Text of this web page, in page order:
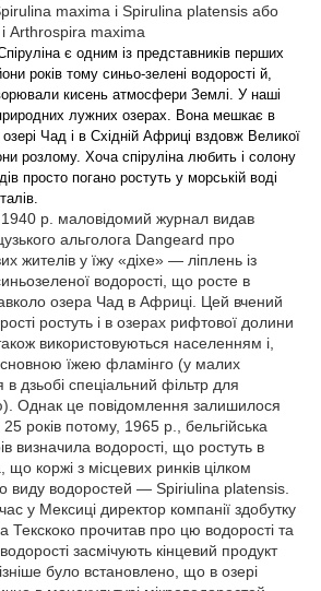
maxima і Spirulina platensis або
Arthrospira maxima
є одним із представників перших
років тому синьо-зелені водорості й,
кисень атмосфери Землі. У наші
природних лужних озерах. Вона мешкає в
Чад і в Східній Африці вздовж Великої
розлому. Хоча спіруліна любить і солону
просто погано ростуть у морській воді
р. маловідомий журнал видав
альголога Dangeard про
жителів у їжу «діхе» — ліплень із
водорості, що росте в
озера Чад в Африці. Цей вчений
ростуть і в озерах рифтової долини
використовуються населенням і,
їжею фламінго (у малих
дзьобі спеціальний фільтр для
Однак це повідомлення залишилося
років потому, 1965 р., бельгійська
визначила водорості, що ростуть в
що коржі з місцевих ринків цілком
виду водоростей — Spiriulina platensis.
у Мексиці директор компанії здобутку
Текскоко прочитав про цю водорості та
засмічують кінцевий продукт
було встановлено, що в озері